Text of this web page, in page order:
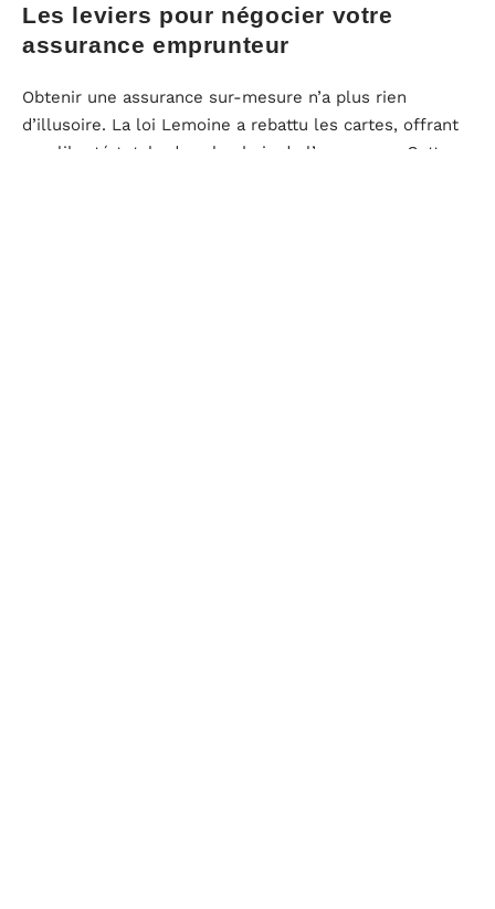
Les leviers pour négocier votre
assurance emprunteur
Obtenir une assurance sur-mesure n’a plus rien
d’illusoire. La loi Lemoine a rebattu les cartes, offrant
une liberté totale dans le choix de l’assurance. Cette